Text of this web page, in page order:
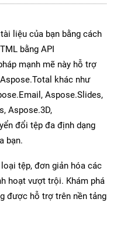
liệu của bạn bằng cách
bằng API
mạnh mẽ này hỗ trợ
khác như
Aspose.Slides,
Aspose.3D,
đổi tệp đa định dạng
bạn.
tệp, đơn giản hóa các
hoạt vượt trội. Khám phá
được hỗ trợ trên nền tảng